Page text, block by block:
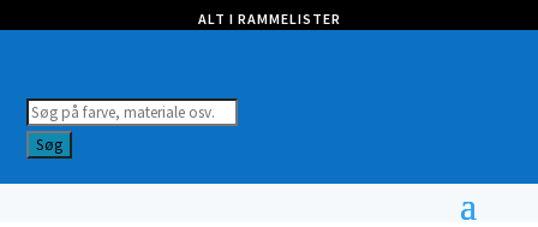
ALT I RAMMELISTER
Products
search
Søg